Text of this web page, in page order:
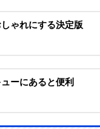
ゃれにする決定版
ーにあると便利